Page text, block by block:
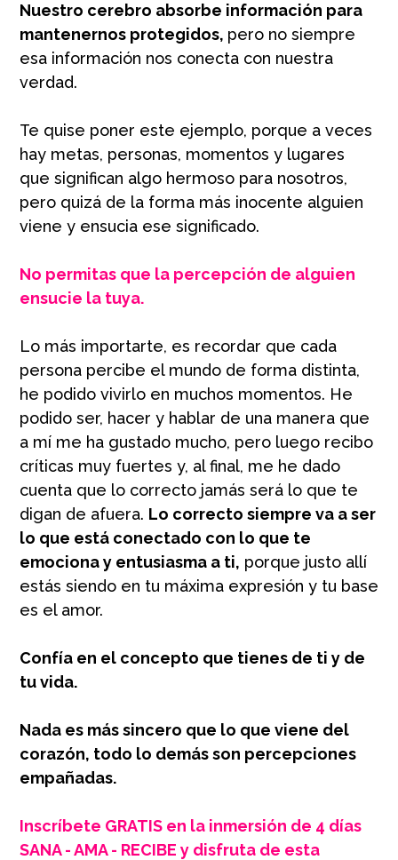
Nuestro cerebro absorbe información para
mantenernos protegidos, pero no siempre
esa información nos conecta con nuestra
verdad.
Te quise poner este ejemplo, porque a veces
hay metas, personas, momentos y lugares
que significan algo hermoso para nosotros,
pero quizá de la forma más inocente alguien
viene y ensucia ese significado.
No permitas que la percepción de alguien
ensucie la tuya.
Lo más importarte, es recordar que cada
persona percibe el mundo de forma distinta,
he podido vivirlo en muchos momentos. He
podido ser, hacer y hablar de una manera que
a mí me ha gustado mucho, pero luego recibo
críticas muy fuertes y, al final, me he dado
cuenta que lo correcto jamás será lo que te
digan de afuera. Lo correcto siempre va a ser
lo que está conectado con lo que te
emociona y entusiasma a ti, porque justo allí
estás siendo en tu máxima expresión y tu base
es el amor.
Confía en el concepto que tienes de ti y de
tu vida.
Nada es más sincero que lo que viene del
corazón, todo lo demás son percepciones
empañadas.
Inscríbete GRATIS en la inmersión de 4 días
SANA - AMA - RECIBE y disfruta de esta